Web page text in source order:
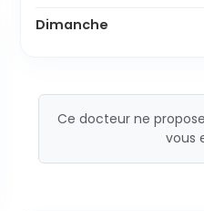
Dimanche
Ce docteur ne
vous